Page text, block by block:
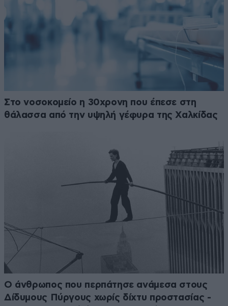
Στο νοσοκομείο η 30χρονη που έπεσε στη
θάλασσα από την υψηλή γέφυρα της Χαλκίδας
Ο άνθρωπος που περπάτησε ανάμεσα στους
Δίδυμους Πύργους χωρίς δίχτυ προστασίας -